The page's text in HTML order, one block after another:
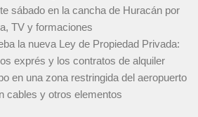
sábado en la cancha de Huracán por
TV y formaciones
la nueva Ley de Propiedad Privada:
exprés y los contratos de alquiler
en una zona restringida del aeropuerto
cables y otros elementos